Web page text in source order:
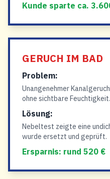
Kunde sparte ca.
GERUCH IM BAD
Problem:
Unangenehmer
ohne sichtbare Feuchtigkeit.
Lösung:
Nebeltest zeigte eine
wurde ersetzt und geprüft.
Ersparnis: rund 520 €